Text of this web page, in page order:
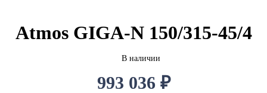
Atmos GIGA-N 150/315-45/4
В наличии
993 036 ₽